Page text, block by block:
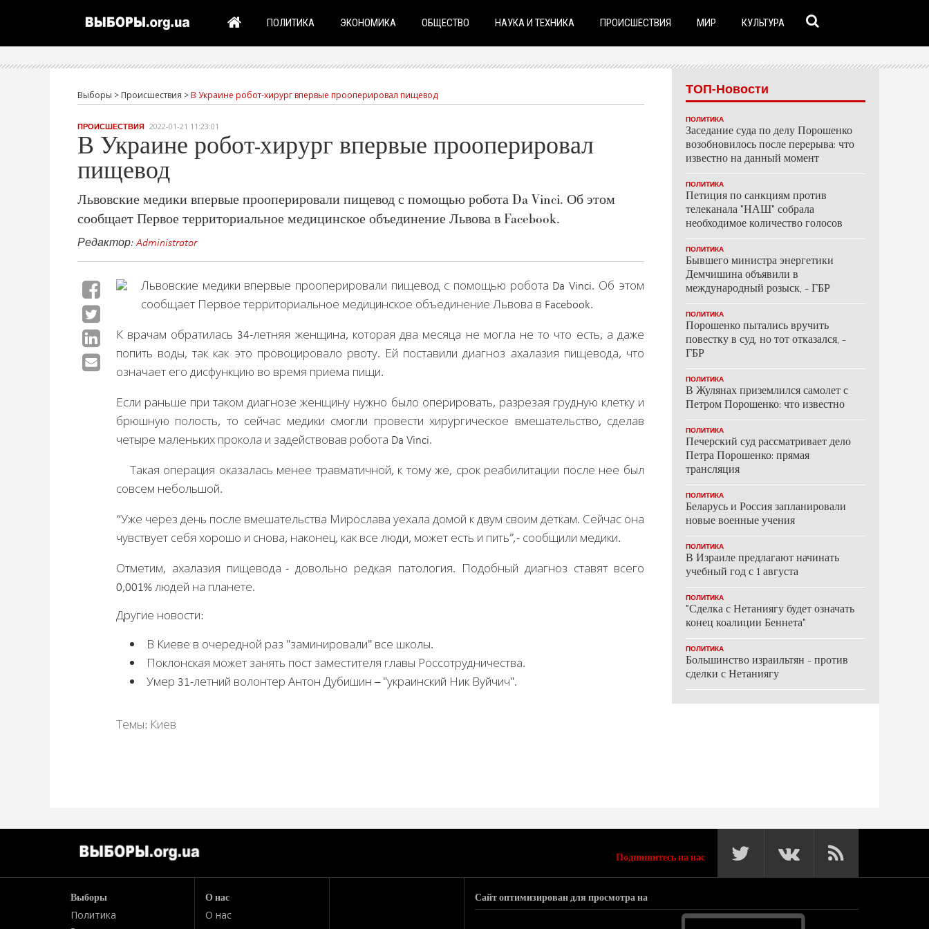
ПОЛИТИКА ЭКОНОМИКА ОБЩЕСТВО НАУКА И ТЕХНИКА ПРОИСШЕСТВИЯ МИР КУЛЬТУРА
Выборы > Происшествия >В Украине робот-хирург впервые прооперировал пищевод
ПРОИСШЕСТВИЯ 2022-01-21 11:23:01
В Украине робот-хирург впервые прооперировал
пищевод
Львовские медики впервые прооперировали пищевод с помощью робота Da Vinci. Об этом
сообщает Первое территориальное медицинское объединение Львова в Facebook.
Редактор:Administrator
Львовские медики впервые прооперировали пищевод с помощью робота Da Vinci. Об этом
сообщает Первое территориальное медицинское объединение Львова в Facebook.
К врачам обратилась 34-летняя женщина, которая два месяца не могла не то что есть, а даже
попить воды, так как это провоцировало рвоту. Ей поставили диагноз ахалазия пищевода, что
означает его дисфункцию во время приема пищи.
Если раньше при таком диагнозе женщину нужно было оперировать, разрезая грудную клетку и
брюшную полость, то сейчас медики смогли провести хирургическое вмешательство, сделав
четыре маленьких прокола и задействовав робота Da Vinci.
Такая операция оказалась менее травматичной, к тому же, срок реабилитации после нее был
совсем небольшой.
“Уже через день после вмешательства Мирослава уехала домой к двум своим деткам. Сейчас она
чувствует себя хорошо и снова, наконец, как все люди, может есть и пить”, - сообщили медики.
Отметим, ахалазия пищевода - довольно редкая патология. Подобный диагноз ставят всего
0,001% людей на планете.
Другие новости:
В Киеве в очередной раз "заминировали" все школы.
Поклонская может занять пост заместителя главы Россотрудничества.
Умер 31-летний волонтер Антон Дубишин – "украинский Ник Вуйчич".
Темы: Киев
ТОП-Новости
ПОЛИТИКА
Заседание суда по делу Порошенко
возобновилось после перерыва: что
известно на данный момент
ПОЛИТИКА
Петиция по санкциям против
телеканала "НАШ" собрала
необходимое количество голосов
ПОЛИТИКА
Бывшего министра энергетики
Демчишина объявили в
международный розыск, - ГБР
ПОЛИТИКА
Порошенко пытались вручить
повестку в суд, но тот отказался, -
ГБР
ПОЛИТИКА
В Жулянах приземлился самолет с
Петром Порошенко: что известно
ПОЛИТИКА
Печерский суд рассматривает дело
Петра Порошенко: прямая
трансляция
ПОЛИТИКА
Беларусь и Россия запланировали
новые военные учения
ПОЛИТИКА
В Израиле предлагают начинать
учебный год с 1 августа
ПОЛИТИКА
"Сделка с Нетаниягу будет означать
конец коалиции Беннета"
ПОЛИТИКА
Большинство израильтян - против
сделки с Нетаниягу
Подпишитесь на нас
Выборы
Политика
О нас
О нас
Сайт оптимизирован для просмотра на